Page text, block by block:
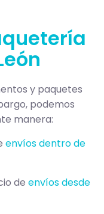
y paquetes
podemos
manera:
envíos dentro de
de envíos desde